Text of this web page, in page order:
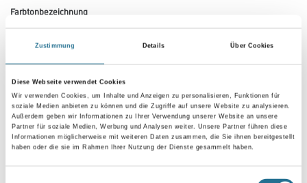
Zustimmung Details Über Cookies
Diese Webseite verwendet Cookies
Wir verwenden Cookies, um Inhalte und Anzeigen zu personalisieren, Funktionen für
soziale Medien anbieten zu können und die Zugriffe auf unsere Website zu analysieren.
Außerdem geben wir Informationen zu Ihrer Verwendung unserer Website an unsere
Partner für soziale Medien, Werbung und Analysen weiter. Unsere Partner führen diese
Informationen möglicherweise mit weiteren Daten zusammen, die Sie ihnen bereitgestellt
haben oder die sie im Rahmen Ihrer Nutzung der Dienste gesammelt haben.
Farbtonbezeichnung
Verarbeitung Bodenbelag
Länge in centimeter